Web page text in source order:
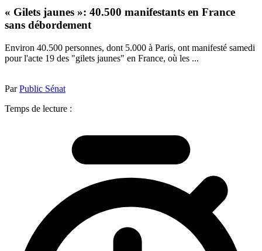
« Gilets jaunes »: 40.500 manifestants en France
sans débordement
Environ 40.500 personnes, dont 5.000 à Paris, ont manifesté samedi
pour l'acte 19 des "gilets jaunes" en France, où les ...
ParPublic Sénat
Temps de lecture :